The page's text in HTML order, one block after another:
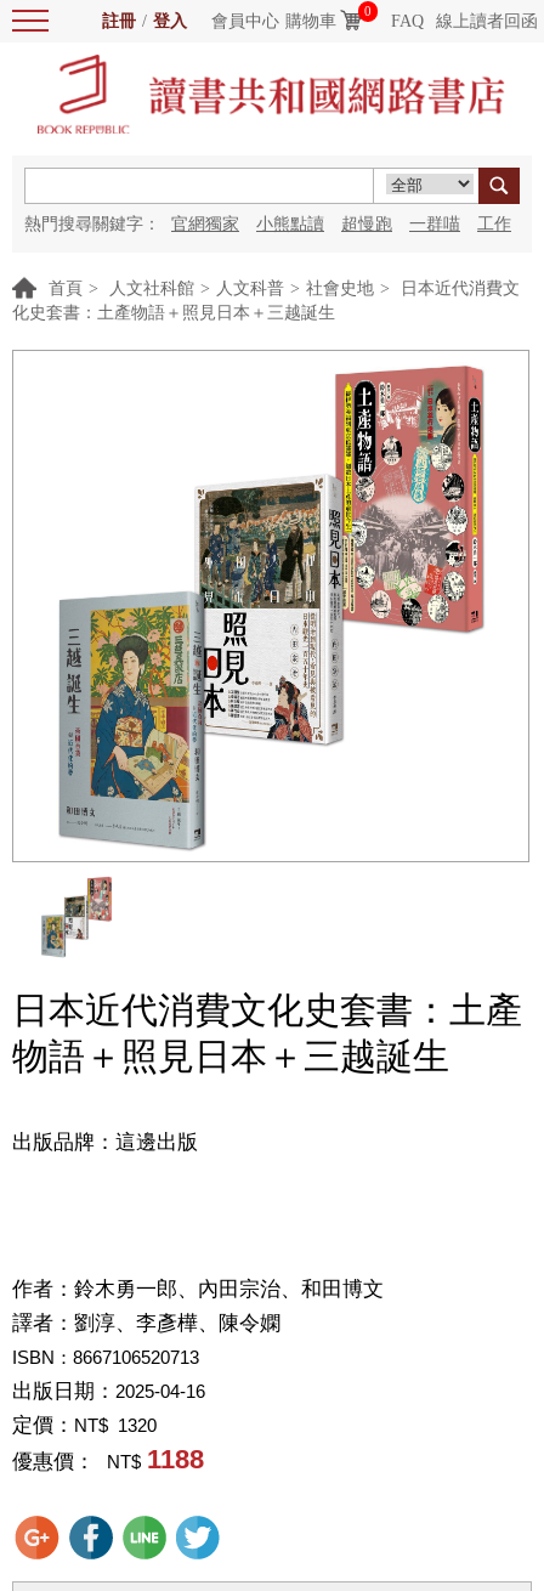
註冊 / 登入 會員中心 購物車
0
FAQ 線上讀者回函
熱門搜尋關鍵字： 官網獨家 小熊點讀 超慢跑 一群喵 工作
首頁 > 人文社科館 > 人文科普 > 社會史地 >
日本近代消費文
化史套書：土產物語＋照見日本＋三越誕生
日本近代消費文化史套書：土產
物語＋照見日本＋三越誕生
出版品牌：這邊出版
作者： 鈴木勇一郎、內田宗治、和田博文
譯者： 劉淳、李彥樺、陳令嫻
ISBN：8667106520713
出版日期： 2025-04-16
定價： NT$ 1320
優惠價： NT$ 1188